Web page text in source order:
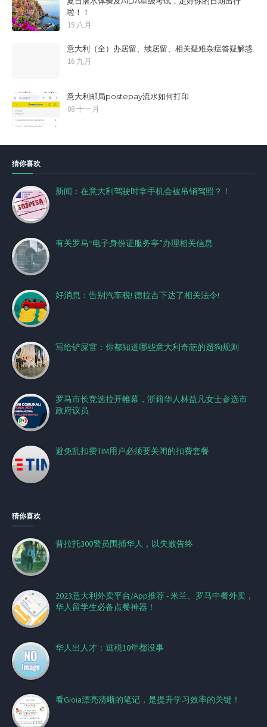
啦！！
19 八月
意大利（全）办居留、续居留、相关疑难杂症答疑解惑
16 九月
意大利邮局postepay流水如何打印
08 十一月
猜你喜欢
新闻：在意大利驾驶时拿手机会被吊销驾照？！
有关罗马“电子身份证服务亭”办理相关信息
好消息：告别汽车税! 德拉吉下达了相关法令!
写给铲屎官：你都知道哪些意大利奇葩的遛狗规则
罗马市长竞选拉开帷幕，浙籍华人林益凡女士参选市
政府议员
避免乱扣费TIM用户必须要关闭的扣费套餐
猜你喜欢
普拉托300警员围捕华人，以失败告终
2023意大利外卖平台/App推荐 - 米兰、罗马中餐外卖，
华人留学生必备点餐神器！
华人出人才：逃税10年都没事
看Gioia漂亮清晰的笔记，是提升学习效率的关键！